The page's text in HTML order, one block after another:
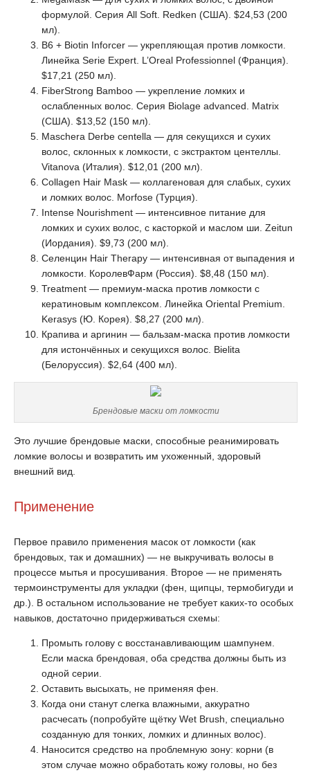
формулой. Серия All Soft. Redken (США). $24,53 (200
мл).
B6 + Biotin Inforcer — укрепляющая против ломкости.
Линейка Serie Expert. L’Oreal Professionnel (Франция).
$17,21 (250 мл).
FiberStrong Bamboo — укрепление ломких и
ослабленных волос. Серия Biolage advanced. Matrix
(США). $13,52 (150 мл).
Maschera Derbe centella — для секущихся и сухих
волос, склонных к ломкости, с экстрактом центеллы.
Vitanova (Италия). $12,01 (200 мл).
Collagen Hair Mask — коллагеновая для слабых, сухих
и ломких волос. Morfose (Турция).
Intense Nourishment — интенсивное питание для
ломких и сухих волос, с касторкой и маслом ши. Zeitun
(Иордания). $9,73 (200 мл).
Селенцин Hair Therapy — интенсивная от выпадения и
ломкости. КоролевФарм (Россия). $8,48 (150 мл).
Treatment — премиум-маска против ломкости с
кератиновым комплексом. Линейка Oriental Premium.
Kerasys (Ю. Корея). $8,27 (200 мл).
Крапива и аргинин — бальзам-маска против ломкости
для истончённых и секущихся волос. Bielita
(Белоруссия). $2,64 (400 мл).
Брендовые маски от ломкости
Это лучшие брендовые маски, способные реанимировать
ломкие волосы и возвратить им ухоженный, здоровый
внешний вид.
Применение
Первое правило применения масок от ломкости (как
брендовых, так и домашних) — не выкручивать волосы в
процессе мытья и просушивания. Второе — не применять
термоинструменты для укладки (фен, щипцы, термобигуди и
др.). В остальном использование не требует каких-то особых
навыков, достаточно придерживаться схемы:
Промыть голову с восстанавливающим шампунем.
Если маска брендовая, оба средства должны быть из
одной серии.
Оставить высыхать, не применяя фен.
Когда они станут слегка влажными, аккуратно
расчесать (попробуйте щётку Wet Brush, специально
созданную для тонких, ломких и длинных волос).
Наносится средство на проблемную зону: корни (в
этом случае можно обработать кожу головы, но без